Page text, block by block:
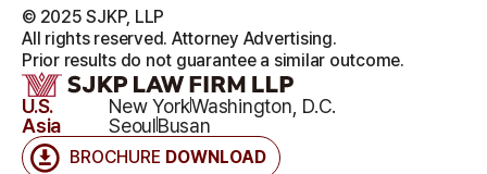
BROCHURE DOWNLOAD
U.S. New YorkWashington, D.C.
Asia
SeoulBusan
© 2025 SJKP, LLP
All rights reserved. Attorney Advertising.
Prior results do not guarantee a similar outcome.